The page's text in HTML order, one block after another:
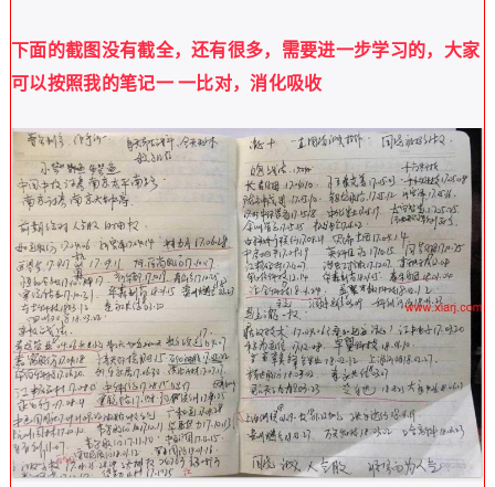
下面的截图没有截全，还有很多，需要进一步学习的，大家
可以按照我的笔记一 一比对，消化吸收